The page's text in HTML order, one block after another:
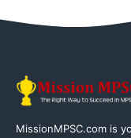
MissionMPSC.com is